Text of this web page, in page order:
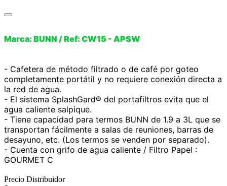
Marca: BUNN / Ref: CW15 - APSW
- Cafetera de método filtrado o de café por goteo
completamente portátil y no requiere conexión directa a
la red de agua.
- El sistema SplashGard® del portafiltros evita que el
agua caliente salpique.
- Tiene capacidad para termos BUNN de 1.9 a 3L que se
transportan fácilmente a salas de reuniones, barras de
desayuno, etc. (Los termos se venden por separado).
- Cuenta con grifo de agua caliente / Filtro Papel :
GOURMET C
Precio Distribuidor